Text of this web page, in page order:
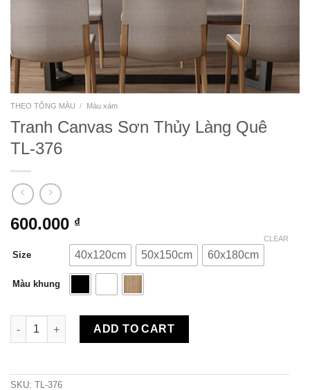
THEO TÔNG MÀU / Màu xám
Tranh Canvas Sơn Thủy Làng Quê
TL-376
600.000 ₫
Size 40x120cm 50x150cm 60x180cm
Màu khung
CLEAR
Tranh Canvas Sơn Thủy Làng Quê TL-376 quantity
ADD TO CART
SKU: TL-376